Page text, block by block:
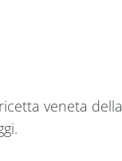
veneta della